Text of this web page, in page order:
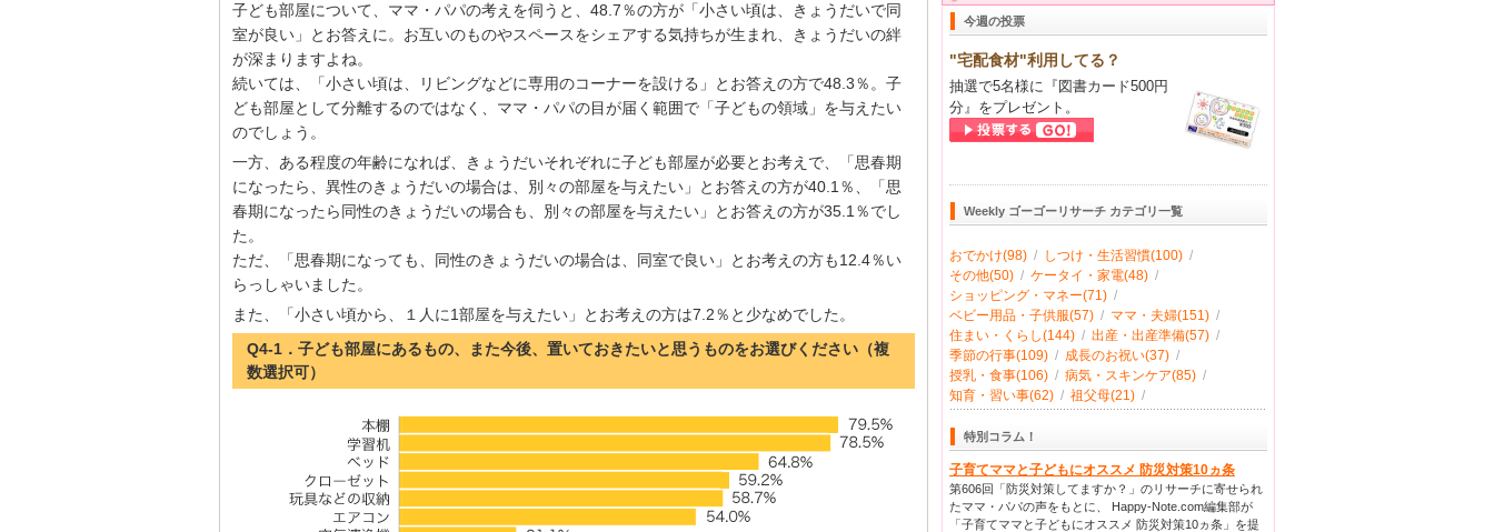
子ども部屋について、ママ・パパの考えを伺うと、48.7％の方が「小さい頃は、きょうだいで同
室が良い」とお答えに。お互いのものやスペースをシェアする気持ちが生まれ、きょうだいの絆
が深まりますよね。
続いては、「小さい頃は、リビングなどに専用のコーナーを設ける」とお答えの方で48.3％。子
ども部屋として分離するのではなく、ママ・パパの目が届く範囲で「子どもの領域」を与えたい
のでしょう。
一方、ある程度の年齢になれば、きょうだいそれぞれに子ども部屋が必要とお考えで、「思春期
になったら、異性のきょうだいの場合は、別々の部屋を与えたい」とお答えの方が40.1％、「思
春期になったら同性のきょうだいの場合も、別々の部屋を与えたい」とお答えの方が35.1％でし
た。
ただ、「思春期になっても、同性のきょうだいの場合は、同室で良い」とお考えの方も12.4％い
らっしゃいました。
また、「小さい頃から、１人に1部屋を与えたい」とお考えの方は7.2％と少なめでした。
Q4-1．子ども部屋にあるもの、また今後、置いておきたいと思うものをお選びください（複
数選択可）
今週の投票
"宅配食材"利用してる？
抽選で5名様に『図書カード500円
分』をプレゼント。
Weekly ゴーゴーリサーチ カテゴリ一覧
おでかけ(98)/ しつけ・生活習慣(100)/
その他(50)/ ケータイ・家電(48)/
ショッピング・マネー(71)/
ベビー用品・子供服(57)/ ママ・夫婦(151)/
住まい・くらし(144)/ 出産・出産準備(57)/
季節の行事(109)/ 成長のお祝い(37)/
授乳・食事(106)/ 病気・スキンケア(85)/
知育・習い事(62)/ 祖父母(21)/
特別コラム！
子育てママと子どもにオススメ 防災対策10ヵ条
第606回「防災対策してますか？」のリサーチに寄せられ
たママ・パパの声をもとに、 Happy-Note.com編集部が
「子育てママと子どもにオススメ 防災対策10ヵ条」を提